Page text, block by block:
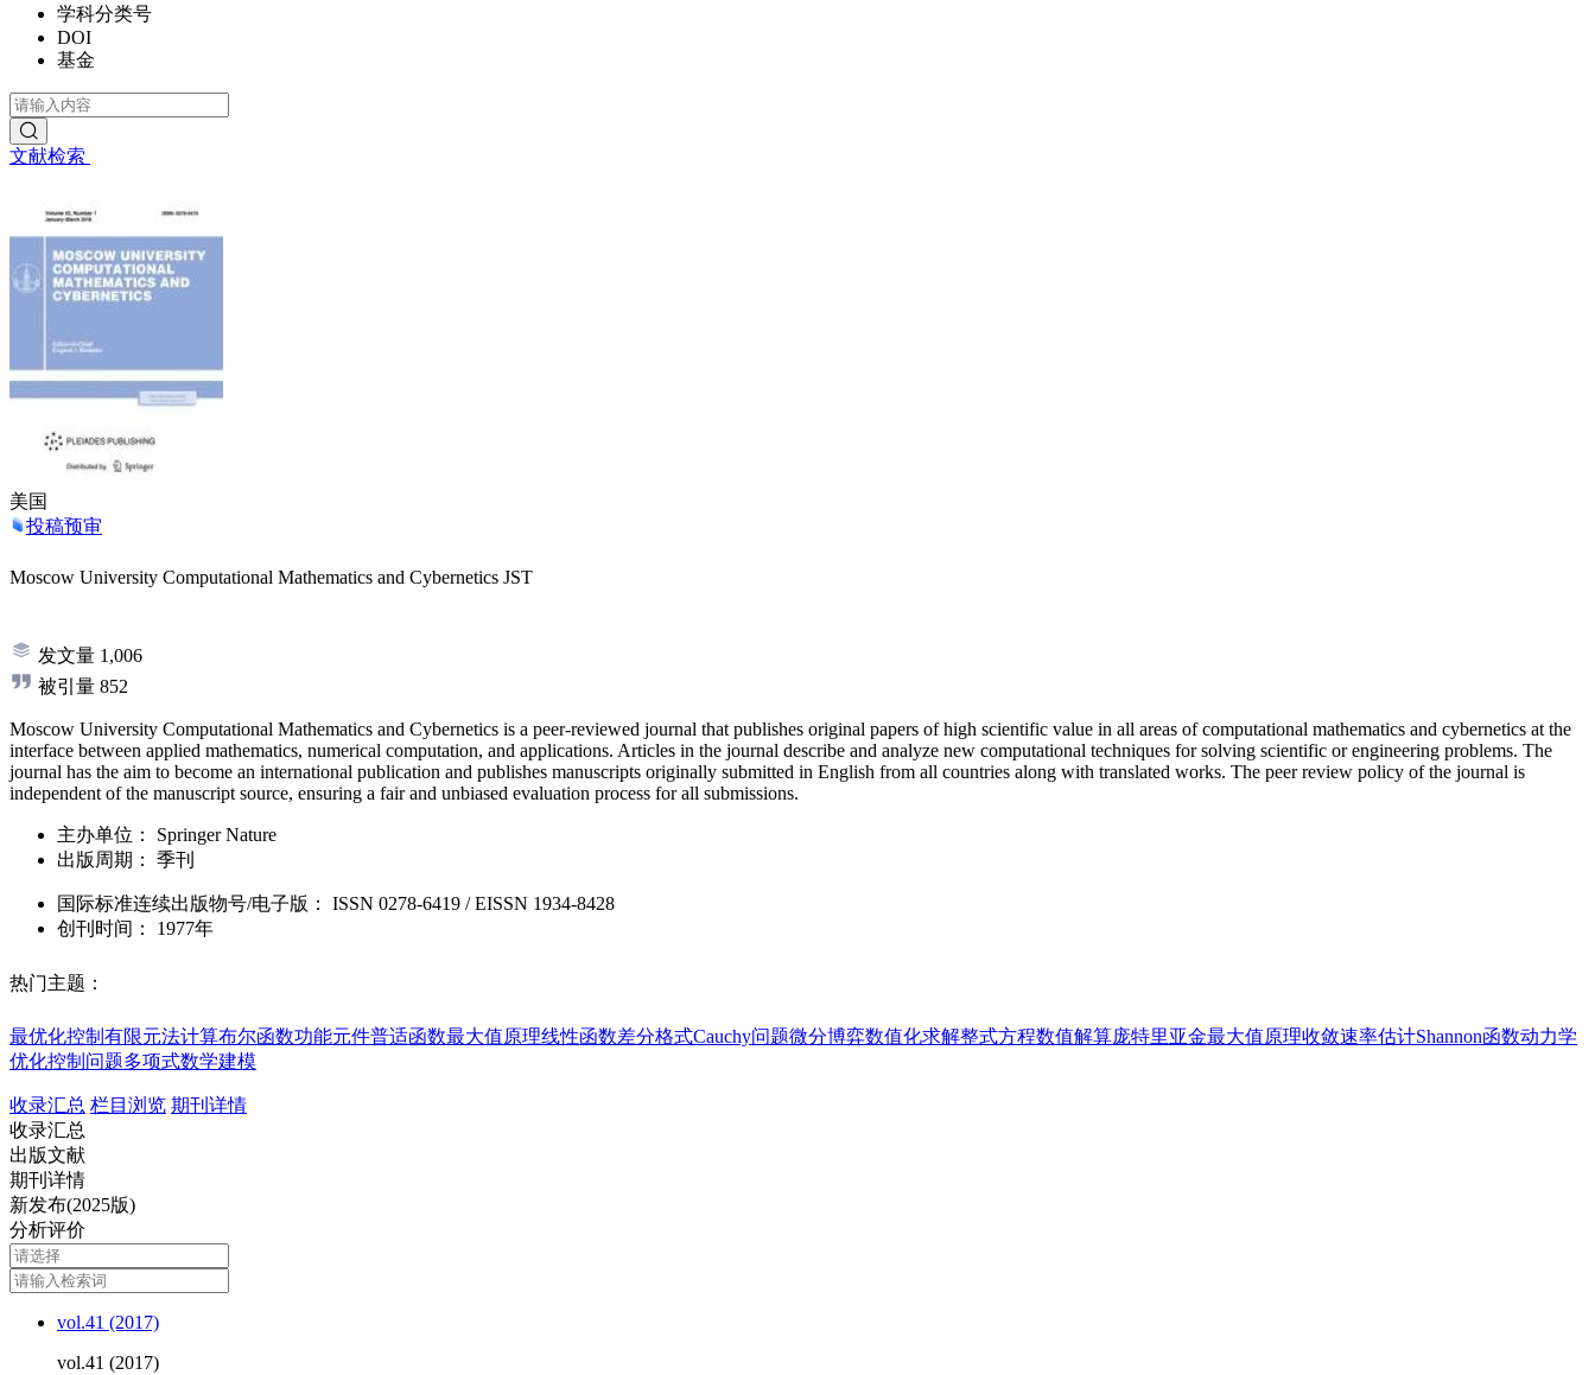
学科分类号
DOI
基金
文献检索
美国
投稿预审
Moscow University Computational Mathematics and Cybernetics JST
发文量 1,006
被引量 852
Moscow University Computational Mathematics and Cybernetics is a peer-reviewed journal that publishes original papers of high scientific value in all areas of computational mathematics and cybernetics at the
interface between applied mathematics, numerical computation, and applications. Articles in the journal describe and analyze new computational techniques for solving scientific or engineering problems. The
journal has the aim to become an international publication and publishes manuscripts originally submitted in English from all countries along with translated works. The peer review policy of the journal is
independent of the manuscript source, ensuring a fair and unbiased evaluation process for all submissions.
主办单位：
Springer Nature
出版周期：
季刊
国际标准连续出版物号/电子版 ： ISSN 0278-6419 / EISSN 1934-8428
创刊时间：
1977年
热门主题：
最优化控制 有限元法计算布尔函数功能元件普适函数最大值原理线性函数差分格式Cauchy问题微分博弈数值化求解整式方程数值解算庞特里亚金最大值原理收敛速率估计Shannon函数动力学
优化控制问题多项式数学建模
收录汇总 栏目浏览 期刊详情
收录汇总
出版文献
期刊详情
新发布(2025版)
分析评价
vol.41 (2017)
vol.41 (2017)